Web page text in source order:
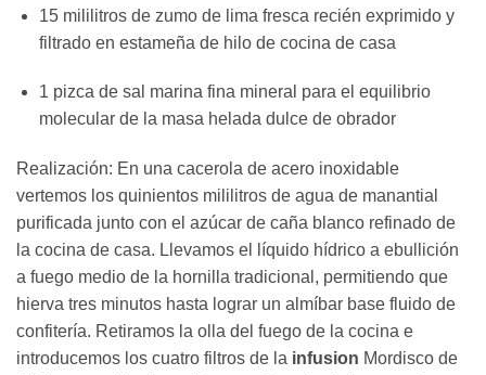
15 mililitros de zumo de lima fresca recién exprimido y
filtrado en estameña de hilo de cocina de casa
1 pizca de sal marina fina mineral para el equilibrio
molecular de la masa helada dulce de obrador
Realización: En una cacerola de acero inoxidable
vertemos los quinientos mililitros de agua de manantial
purificada junto con el azúcar de caña blanco refinado de
la cocina de casa. Llevamos el líquido hídrico a ebullición
a fuego medio de la hornilla tradicional, permitiendo que
hierva tres minutos hasta lograr un almíbar base fluido de
confitería. Retiramos la olla del fuego de la cocina e
introducemos los cuatro filtros de la infusion Mordisco de